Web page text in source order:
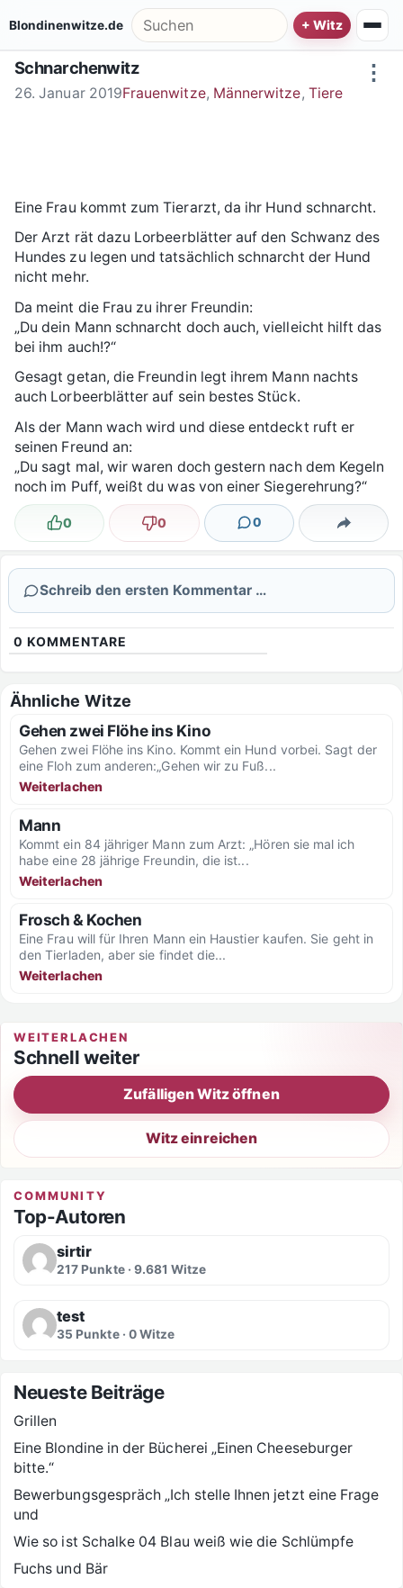
Blondinenwitze.de Suche nach:
⋮
Schnarchenwitz
26. Januar 2019Frauenwitze, Männerwitze, Tiere
Eine Frau kommt zum Tierarzt, da ihr Hund schnarcht.
Der Arzt rät dazu Lorbeerblätter auf den Schwanz des
Hundes zu legen und tatsächlich schnarcht der Hund
nicht mehr.
Da meint die Frau zu ihrer Freundin:
„Du dein Mann schnarcht doch auch, vielleicht hilft das
bei ihm auch!?“
Gesagt getan, die Freundin legt ihrem Mann nachts
auch Lorbeerblätter auf sein bestes Stück.
Als der Mann wach wird und diese entdeckt ruft er
seinen Freund an:
„Du sagt mal, wir waren doch gestern nach dem Kegeln
noch im Puff, weißt du was von einer Siegerehrung?“
Lustig
0 Nicht lustig
0 0
Kommentare Teilen
Schreib den ersten Kommentar …
0 KOMMENTARE
Ähnliche Witze
Gehen zwei Flöhe ins Kino
Gehen zwei Flöhe ins Kino. Kommt ein Hund vorbei. Sagt der
eine Floh zum anderen:„Gehen wir zu Fuß...
Weiterlachen
Mann
Kommt ein 84 jähriger Mann zum Arzt: „Hören sie mal ich
habe eine 28 jährige Freundin, die ist...
Weiterlachen
Frosch & Kochen
Eine Frau will für Ihren Mann ein Haustier kaufen. Sie geht in
den Tierladen, aber sie findet die...
Weiterlachen
WEITERLACHEN
Schnell weiter
Zufälligen Witz öffnen
Witz einreichen
COMMUNITY
Top-Autoren
sirtir
217 Punkte · 9.681 Witze
test
35 Punkte · 0 Witze
Neueste Beiträge
Grillen
Eine Blondine in der Bücherei „Einen Cheeseburger
bitte.“
Bewerbungsgespräch „Ich stelle Ihnen jetzt eine Frage
und
Wie so ist Schalke 04 Blau weiß wie die Schlümpfe
Fuchs und Bär